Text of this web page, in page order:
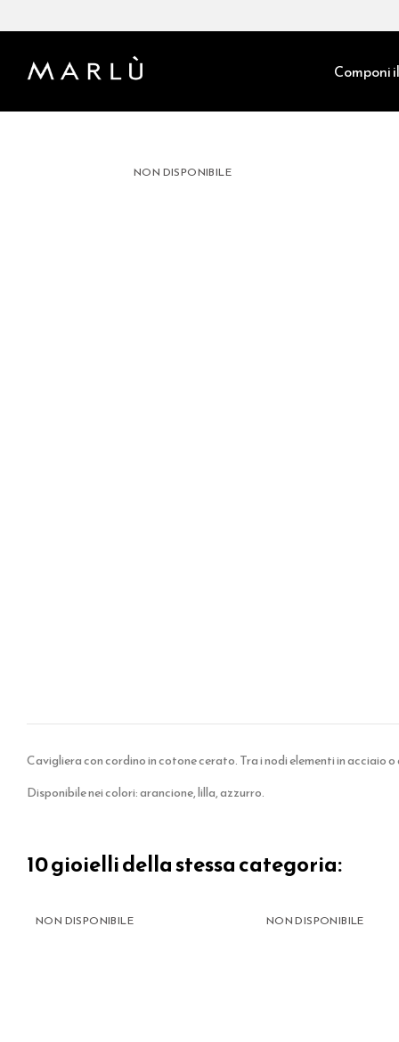
Componi
NON DISPONIBILE
Cavigliera con cordino in cotone cerato. Tra i nodi elementi in acciaio
Disponibile nei colori: arancione, lilla, azzurro.
10 gioielli della stessa categoria:
NON DISPONIBILE NON DISPONIBILE